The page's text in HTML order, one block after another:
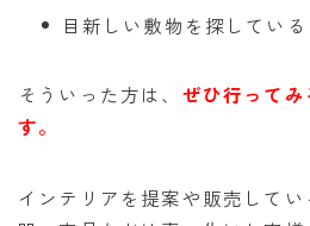
目新しい敷物を探している
そういった方は、 ぜひ行って
す。
インテリアを提案や販売して